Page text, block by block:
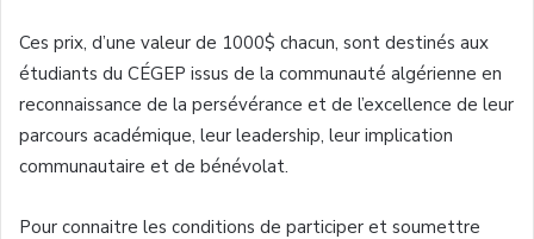
Ces prix, d’une valeur de 1000$ chacun, sont destinés aux
étudiants du CÉGEP issus de la communauté algérienne en
reconnaissance de la persévérance et de l’excellence de leur
parcours académique, leur leadership, leur implication
communautaire et de bénévolat.
Pour connaitre les conditions de participer et soumettre